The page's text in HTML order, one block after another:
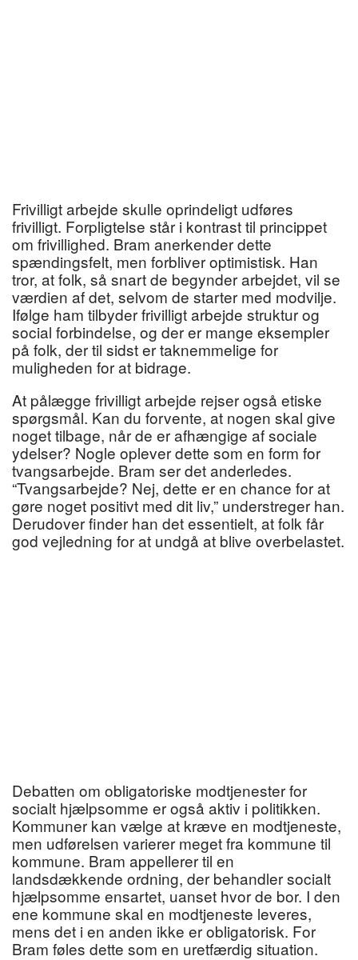
Frivilligt arbejde skulle oprindeligt udføres
frivilligt. Forpligtelse står i kontrast til princippet
om frivillighed. Bram anerkender dette
spændingsfelt, men forbliver optimistisk. Han
tror, at folk, så snart de begynder arbejdet, vil se
værdien af det, selvom de starter med modvilje.
Ifølge ham tilbyder frivilligt arbejde struktur og
social forbindelse, og der er mange eksempler
på folk, der til sidst er taknemmelige for
muligheden for at bidrage.
At pålægge frivilligt arbejde rejser også etiske
spørgsmål. Kan du forvente, at nogen skal give
noget tilbage, når de er afhængige af sociale
ydelser? Nogle oplever dette som en form for
tvangsarbejde. Bram ser det anderledes.
“Tvangsarbejde? Nej, dette er en chance for at
gøre noget positivt med dit liv,” understreger han.
Derudover finder han det essentielt, at folk får
god vejledning for at undgå at blive overbelastet.
Debatten om obligatoriske modtjenester for
socialt hjælpsomme er også aktiv i politikken.
Kommuner kan vælge at kræve en modtjeneste,
men udførelsen varierer meget fra kommune til
kommune. Bram appellerer til en
landsdækkende ordning, der behandler socialt
hjælpsomme ensartet, uanset hvor de bor. I den
ene kommune skal en modtjeneste leveres,
mens det i en anden ikke er obligatorisk. For
Bram føles dette som en uretfærdig situation.